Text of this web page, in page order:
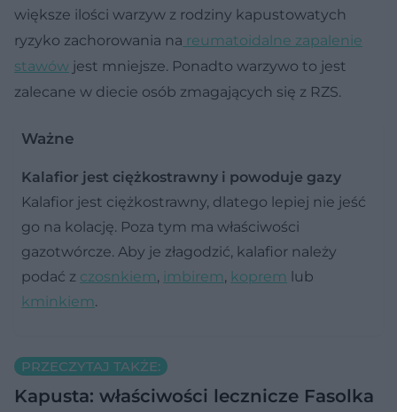
większe ilości warzyw z rodziny kapustowatych
ryzyko zachorowania na reumatoidalne zapalenie
stawów jest mniejsze. Ponadto warzywo to jest
zalecane w diecie osób zmagających się z RZS.
Ważne
Kalafior jest ciężkostrawny i powoduje gazy
Kalafior jest ciężkostrawny, dlatego lepiej nie jeść
go na kolację. Poza tym ma właściwości
gazotwórcze. Aby je złagodzić, kalafior należy
podać z czosnkiem, imbirem, koprem lub
kminkiem.
PRZECZYTAJ TAKŻE:
Kapusta: właściwości lecznicze Fasolka